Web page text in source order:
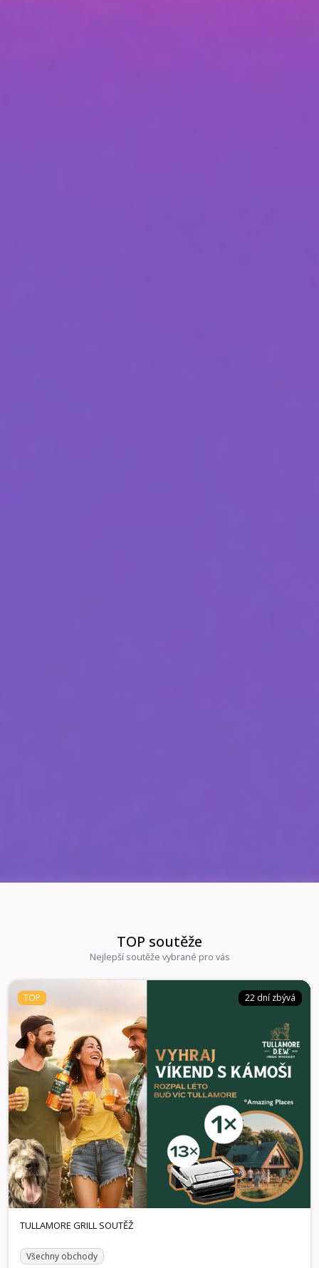
TOP soutěže
Nejlepší soutěže vybrané pro vás
TOP 22 dní zbývá
TULLAMORE GRILL SOUTĚŽ
Všechny obchody
TOP
Všechny obchody
TULLAMORE GRILL SOUTĚŽ
Spojte se s přáteli, otevřete láhev legendární irské whiskey
a hrajte o ceny, které dají vašim společným momentům ten
správný přípitek stačí jednoduše zaregistrovat účtenku!
Vyhrát můžete hlavní cenu v podobě exkluzivního pobytu s
Amazing Places v hodnotě 25 000 Kč na výjimečném místě,
stylové chatě nebo designovém hotelu. Ve hře je také 13
kontaktních grilů Tefal pro rychlou a snadnou přípravu
skvělého jídla, se kterými perfektně rozpálíte každé
zahradní setkání nebo pohodový večer doma, protože ty
nejlepší momenty vznikají, když jste spolu u dobrého jídla a
sklenky Tullamore.
Výhry:
1× Voucher Amazing Places v hodnotě 25.000 KČ, 13×